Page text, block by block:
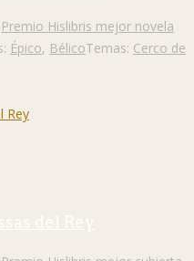
Premio Hislibris mejor novela
Épico, BélicoTemas: Cerco de
del Rey